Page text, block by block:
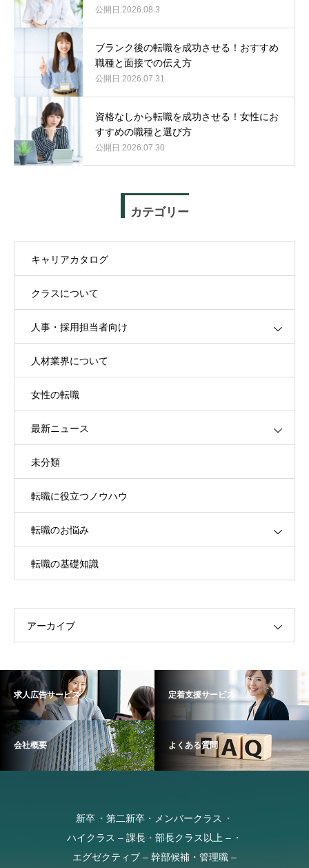
2026.08.3
ブランク後の転職を成功させる！おすすめ
職種と面接での伝え方
2026.07.31
資格なしから転職を成功させる！女性にお
すすめの職種と選び方
2026.07.30
カテゴリー
キャリアカタログ
クラスについて
人事・採用担当者向け
人材業界について
女性の転職
最新ニュース
未分類
転職に役立つノウハウ
転職のお悩み
転職の基礎知識
アーカイブ
求人広告サービス 定着支援サービス
会社概要 よくある質問
新卒
第二新卒・メンバークラス
ハイクラス – 課長・部長クラス以上 –
エグゼクティブ – 幹部候補・管理職 –